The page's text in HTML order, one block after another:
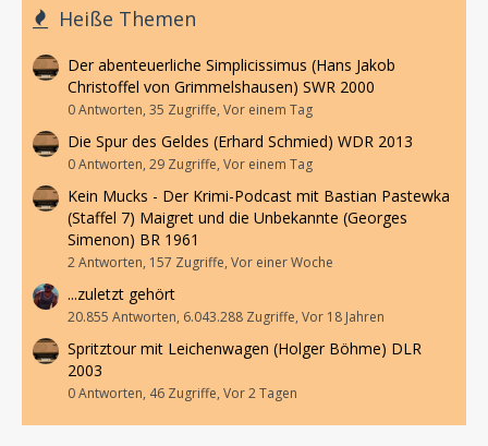
Heiße Themen
Der abenteuerliche Simplicissimus (Hans Jakob
Christoffel von Grimmelshausen) SWR 2000
0 Antworten, 35 Zugriffe, Vor einem Tag
Die Spur des Geldes (Erhard Schmied) WDR 2013
0 Antworten, 29 Zugriffe, Vor einem Tag
Kein Mucks - Der Krimi-Podcast mit Bastian Pastewka
(Staffel 7) Maigret und die Unbekannte (Georges
Simenon) BR 1961
2 Antworten, 157 Zugriffe, Vor einer Woche
...zuletzt gehört
20.855 Antworten, 6.043.288 Zugriffe, Vor 18 Jahren
Spritztour mit Leichenwagen (Holger Böhme) DLR
2003
0 Antworten, 46 Zugriffe, Vor 2 Tagen